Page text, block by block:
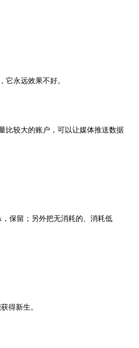
永远效果不好。
比较大的账户，可以让媒体推送数据
保留；另外把无消耗的、消耗低
得新生。